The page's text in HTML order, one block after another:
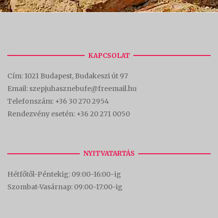
KAPCSOLAT
Cím: 1021 Budapest, Budakeszi út 97
Email: szepjuhasznebufe@freemail.hu
Telefonszám: +36 30 270 2954
Rendezvény esetén: +36 20 271 0050
NYITVATARTÁS
Hétfőtől-Péntekig: 09:00-16:00-ig
Szombat-Vasárnap: 09:00-17:00-ig